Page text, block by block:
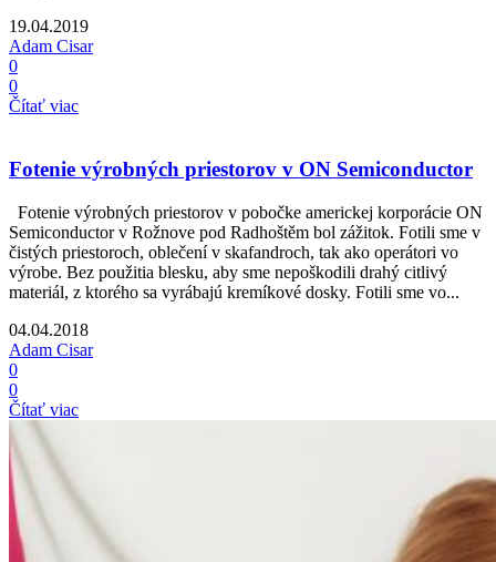
19.04.2019
Adam Cisar
0
0
Čítať viac
Fotenie výrobných priestorov v ON Semiconductor
Fotenie výrobných priestorov v pobočke americkej korporácie ON
Semiconductor v Rožnove pod Radhoštěm bol zážitok. Fotili sme v
čistých priestoroch, oblečení v skafandroch, tak ako operátori vo
výrobe. Bez použitia blesku, aby sme nepoškodili drahý citlivý
materiál, z ktorého sa vyrábajú kremíkové dosky. Fotili sme vo...
04.04.2018
Adam Cisar
0
0
Čítať viac